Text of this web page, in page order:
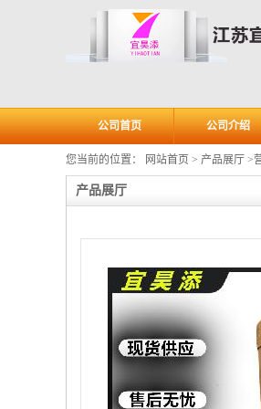
公司首页 公司介绍
您当前的位置： 网站首页 > 产品展厅 >
产品展厅